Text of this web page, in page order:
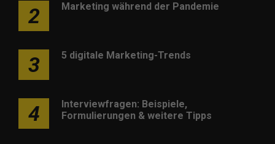
2 Marketing während der Pandemie
3 5 digitale Marketing-Trends
4
Interviewfragen: Beispiele,
Formulierungen & weitere Tipps